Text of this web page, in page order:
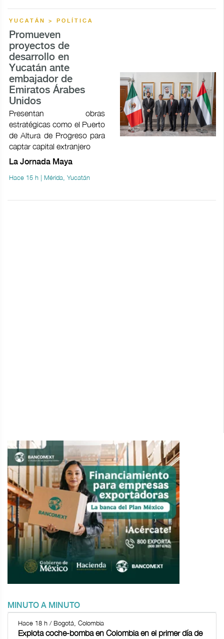
YUCATÁN > POLÍTICA
Promueven
proyectos de
desarrollo en
Yucatán ante
embajador de
Emiratos Árabes
Unidos
Presentan obras
estratégicas como el Puerto
de Altura de Progreso para
captar capital extranjero
La Jornada Maya
Hace 15 h | Mérida, Yucatán
MINUTO A MINUTO
Hace 18 h / Bogotá, Colombia
Explota coche-bomba en Colombia en el primer día de